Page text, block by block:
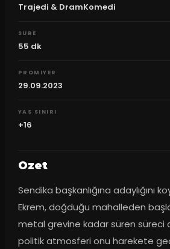
Trajedi & DramKomedi
SURE
55 dk
PROMIYER
29.09.2023
YAS SINIRI
+16
Ozet
Sendika başkanlığına adaylığını
Ekrem, doğduğu mahalleden
metal grevine kadar süren süreci
politik atmosferi onu harekete